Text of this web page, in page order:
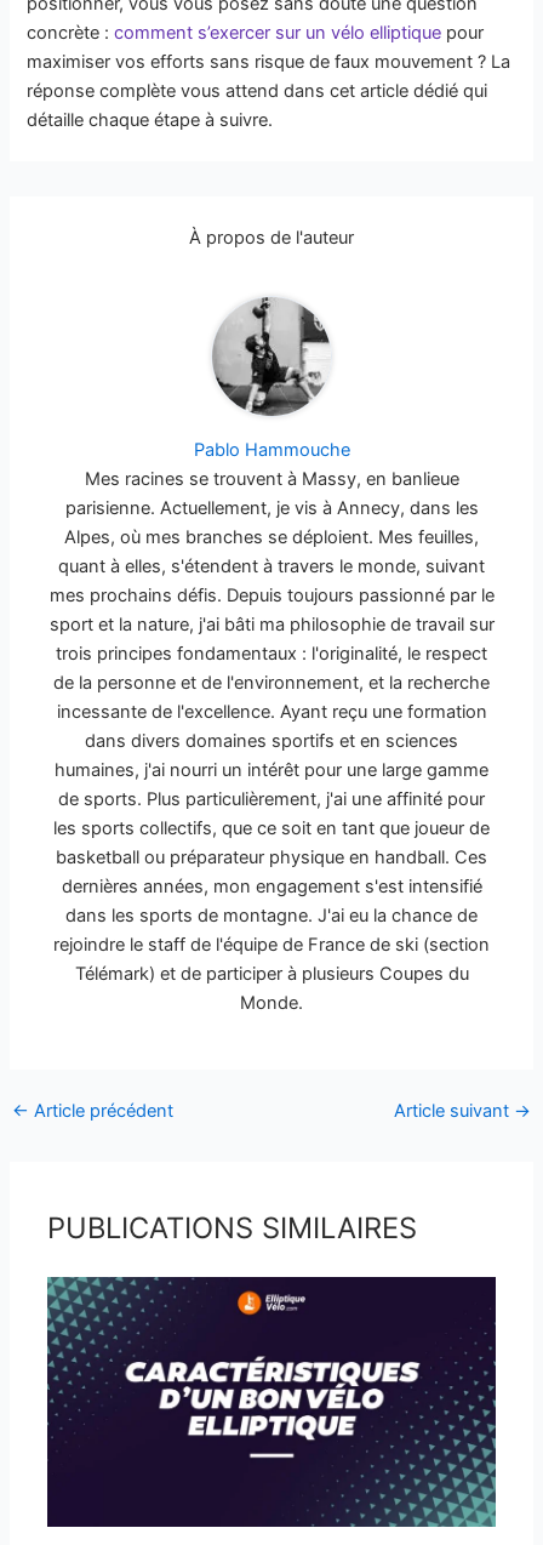
concrète :comment s’exercer sur un vélo elliptique pour
maximiser vos efforts sans risque de faux mouvement ? La
réponse complète vous attend dans cet article dédié qui
détaille chaque étape à suivre.
À propos de l'auteur
Pablo Hammouche
Mes racines se trouvent à Massy, en banlieue
parisienne. Actuellement, je vis à Annecy, dans les
Alpes, où mes branches se déploient. Mes feuilles,
quant à elles, s'étendent à travers le monde, suivant
mes prochains défis. Depuis toujours passionné par le
sport et la nature, j'ai bâti ma philosophie de travail sur
trois principes fondamentaux : l'originalité, le respect
de la personne et de l'environnement, et la recherche
incessante de l'excellence. Ayant reçu une formation
dans divers domaines sportifs et en sciences
humaines, j'ai nourri un intérêt pour une large gamme
de sports. Plus particulièrement, j'ai une affinité pour
les sports collectifs, que ce soit en tant que joueur de
basketball ou préparateur physique en handball. Ces
dernières années, mon engagement s'est intensifié
dans les sports de montagne. J'ai eu la chance de
rejoindre le staff de l'équipe de France de ski (section
Télémark) et de participer à plusieurs Coupes du
Monde.
← Article précédent Article suivant →
PUBLICATIONS SIMILAIRES